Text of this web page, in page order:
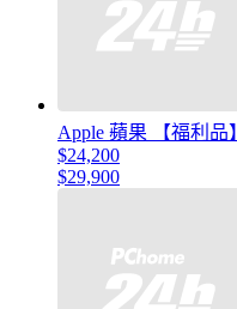
Apple 蘋果 【福利品
$24,200
$29,900